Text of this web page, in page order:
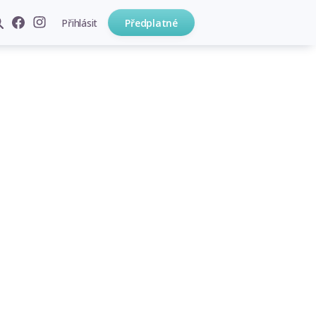
Přihlásit Předplatné